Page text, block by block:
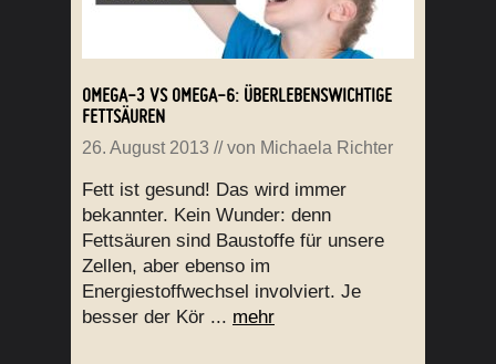
OMEGA-3 VS OMEGA-6: ÜBERLEBENSWICHTIGE
FETTSÄUREN
26. August 2013 // von Michaela Richter
Fett ist gesund! Das wird immer
bekannter. Kein Wunder: denn
Fettsäuren sind Baustoffe für unsere
Zellen, aber ebenso im
Energiestoffwechsel involviert. Je
besser der Kör ... mehr